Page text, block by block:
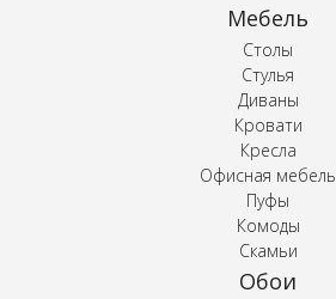
Мебель
Столы
Стулья
Диваны
Кровати
Кресла
Офисная мебель
Пуфы
Комоды
Скамьи
Обои